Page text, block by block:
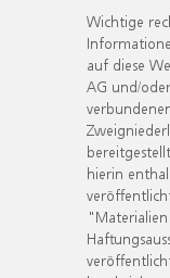
Wichtige
auf diese
AG und/
hierin